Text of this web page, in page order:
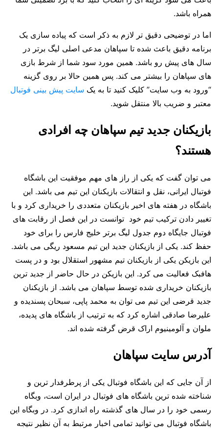
همراه باشد.
اما در توضیحی دقیق تر لازم به ذکر است که پیاده سازی یک
برنامه دقیق باعث شده تا سپاهان مدعی اصلی لیگ برتر در
سال های پیش رو باشد. همین مورد سود شما از شرط بازی
های سپاهان را بیشتر می کند. پس همین حالا بر روی گزینه
“ورود به وب سایت” کلیک کنید تا به یک سایت پیش بینی فوتبال
معتبر و ضریب بالا منتقل شوید.
بازیکنان جدید تیم سپاهان چه افرادی
هستند؟
می توان گفت که یکی از راز های مهم موفقیت این باشگاه
فوتبال ایرانی، نقل و انتقالات بازیکنان این تیم می باشد. این
باشگاه در هفته های اخیر بازیکنان متعددی را خریداری کرد و با
تغییر دادن ترکیب تیم خود توانست در این فصل از رقابت های
فوتبال جایگاه دوم جدول لیگ برتر خلیج فارس را برای خود
حفظ کند. یکی از بازیکنان جدید این تیم مسعود ریگی می باشد.
این بازیکن یکی از بازیکنان تیم مشهور استقلال بود و در پست
هافبک فعالیت می کرد. این بازیکن در حال حاضر از جدید ترین
بازیکنان خریداری شده توسط سپاهان می باشد. از بازیکنان
جدید قرضی این تیم می توان به محمد پاپی، سبحان پسندیده و
علیرضا صادقی اشاره کرد که به ترتیب از باشگاه های پدیده،
ملوان و آلومینیوم اراک قرض گرفته شده اند.
آدرس سایت سپاهان
از آن جایی که این باشگاه فوتبال یکی از پرطرفدار ترین و
شناخته شده ترین باشگاه های فوتبال در ایران است، وبگاه
رسمی خود را در سال های گذشته راه اندازی کرد. در وبگاه این
باشگاه فوتبال می توانید تمامی اخبار مرتبط به آن نظیر نتیجه